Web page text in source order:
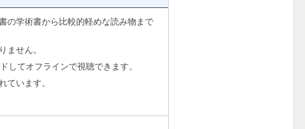
の学術書から比較的軽めな読み物まで
ません。
してオフラインで視聴できます。
ています。